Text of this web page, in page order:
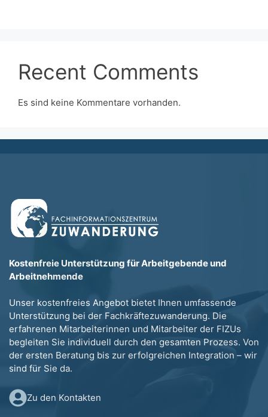
Recent Comments
Es sind keine Kommentare vorhanden.
Kostenfreie Unterstützung für Arbeitgebende und
Arbeitnehmende
Unser kostenfreies Angebot bietet Ihnen umfassende
Unterstützung bei der Fachkräftezuwanderung. Die
erfahrenen Mitarbeiterinnen und Mitarbeiter der FIZUs
begleiten Sie individuell durch den gesamten Prozess. Von
der ersten Beratung bis zur erfolgreichen Integration – wir
sind für Sie da.
Zu den Kontakten